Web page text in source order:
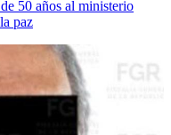
50 años al ministerio
paz